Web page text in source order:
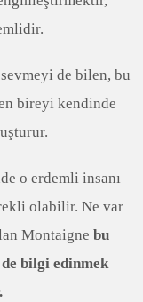
de bilen, bu
bireyi kendinde
o erdemli insanı
olabilir. Ne var
Montaigne bu
bilgi edinmek